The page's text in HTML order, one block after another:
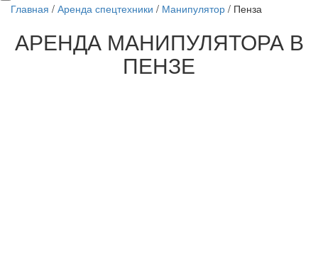
Главная / Аренда спецтехники / Манипулятор / Пенза
АРЕНДАМАНИПУЛЯТОРА В
ПЕНЗЕ